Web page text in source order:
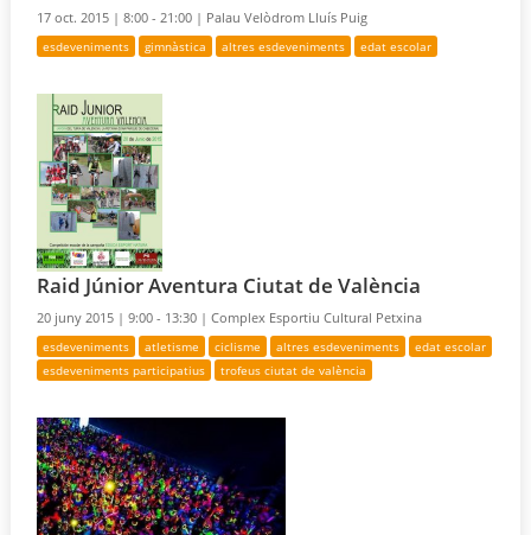
17 oct. 2015 |8:00 - 21:00 | Palau Velòdrom Lluís Puig
esdeveniments gimnàstica altres esdeveniments edat escolar
Raid Júnior Aventura Ciutat de València
20 juny 2015 |9:00 - 13:30 |Complex Esportiu Cultural Petxina
esdeveniments atletisme ciclisme altres esdeveniments
edat escolar
esdeveniments participatius
trofeus ciutat de valència